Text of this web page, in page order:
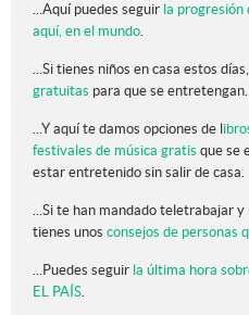
...Aquí puedes seguir la progresión
aquí, en el mundo.
...Si tienes niños en casa estos
gratuitas para que se entretengan.
...Y aquí te damos opciones de l
festivales de música gratis que se
estar entretenido sin salir de casa.
...Si te han mandado teletrabajar
tienes unos consejos de personas
...Puedes seguir la última hora
EL PAÍS.